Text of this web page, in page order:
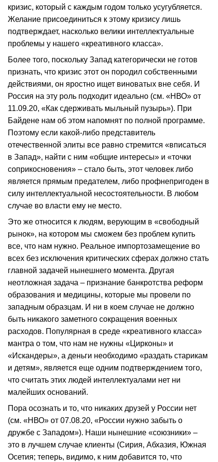
кризис, который с каждым годом только усугубляется.
Желание присоединиться к этому кризису лишь
подтверждает, насколько велики интеллектуальные
проблемы у нашего «креативного класса».
Более того, поскольку Запад категорически не готов
признать, что кризис этот он породил собственными
действиями, он яростно ищет виноватых вне себя. И
Россия на эту роль подходит идеально (см. «НВО» от
11.09.20, «Как сдерживать мыльный пузырь»). При
Байдене нам об этом напомнят по полной программе.
Поэтому если какой-либо представитель
отечественной элиты все равно стремится «вписаться
в Запад», найти с ним «общие интересы» и «точки
соприкосновения» – стало быть, этот человек либо
является прямым предателем, либо профнепригоден в
силу интеллектуальной несостоятельности. В любом
случае во власти ему не место.
Это же относится к людям, верующим в «свободный
рынок», на котором мы сможем без проблем купить
все, что нам нужно. Реальное импортозамещение во
всех без исключения критических сферах должно стать
главной задачей нынешнего момента. Другая
неотложная задача – признание банкротства реформ
образования и медицины, которые мы провели по
западным образцам. И ни в коем случае не должно
быть никакого заметного сокращения военных
расходов. Популярная в среде «креативного класса»
мантра о том, что нам не нужны «Цирконы» и
«Искандеры», а деньги необходимо «раздать старикам
и детям», является еще одним подтверждением того,
что считать этих людей интеллектуалами нет ни
малейших оснований.
Пора осознать и то, что никаких друзей у России нет
(см. «НВО» от 07.08.20, «России нужно забыть о
дружбе с Западом»). Наши нынешние «союзники» –
это в лучшем случае клиенты (Сирия, Абхазия, Южная
Осетия; теперь, видимо, к ним добавится то, что